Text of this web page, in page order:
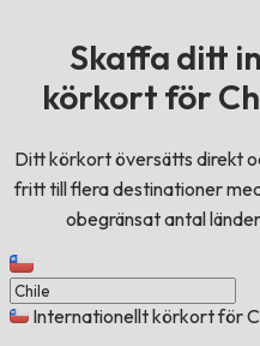
Skaffa ditt
körkort för
Ditt körkort översätts direkt
fritt till flera destinationer
obegränsat antal
Internationellt körkort för